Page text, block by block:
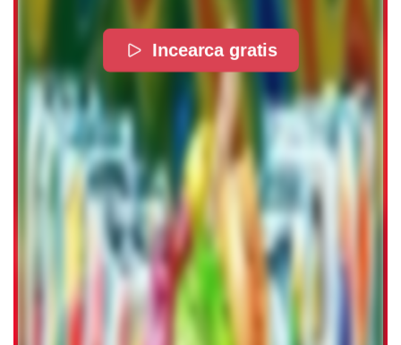
Incearca gratis